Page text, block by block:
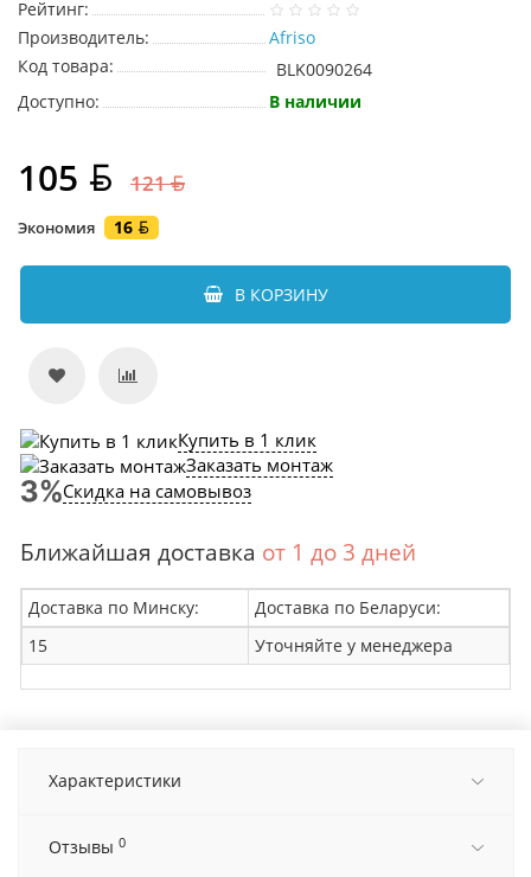
Рейтинг:
Производитель:
Afriso
Код товара:
BLK0090264
Доступно:
В наличии
105 121
Экономия 16
В КОРЗИНУ
Купить в 1 клик
Заказать монтаж
Скидка на самовывоз
Ближайшая доставка от 1 до 3 дней
Доставка по Минску:
Доставка по Беларуси:
15
Уточняйте у менеджера
Характеристики
Отзывы 0